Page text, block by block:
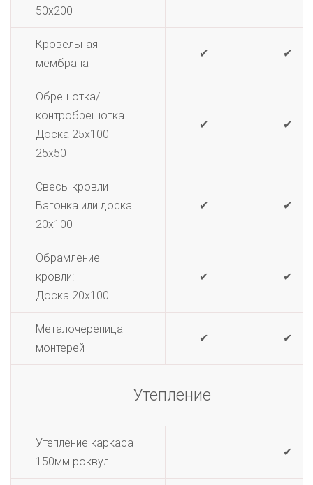
50х200
Кровельная
мембрана
✔ ✔
Обрешотка/
контробрешотка
Доска 25х100
25х50
✔ ✔
Свесы кровли
Вагонка или доска
20х100
✔ ✔
Обрамление
кровли:
Доска 20х100
✔ ✔
Металочерепица
монтерей
✔ ✔
Утепление
Утепление каркаса
150мм роквул
✔